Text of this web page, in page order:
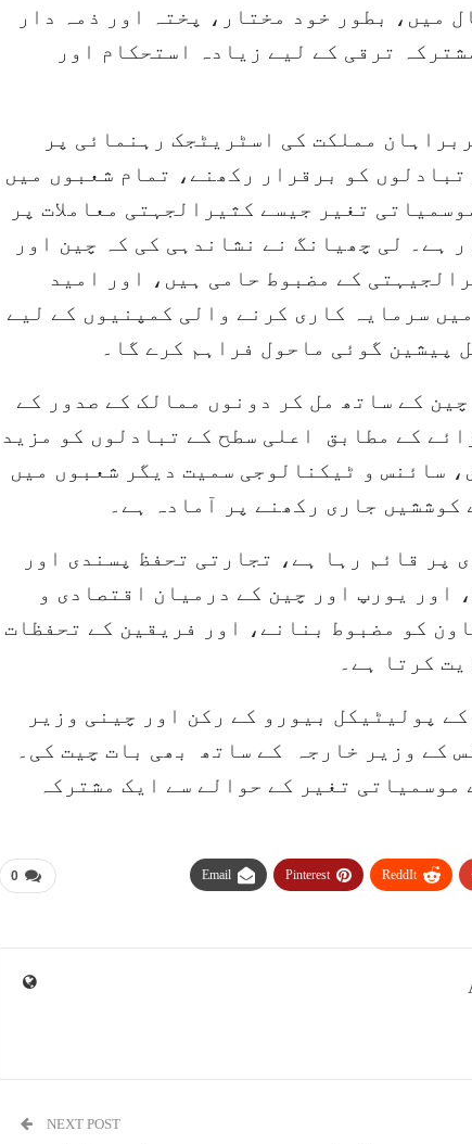
میں، بطور خود مختار، پختہ اور ذمہ دار
ترقی کے لیے زیادہ استحکام اور
مملکت کی اسٹریٹجک رہنمائی پر
کو برقرار رکھنے، تمام شعبوں میں
تغیر جیسے کثیرالجہتی معاملات پر
ہے۔ لی چھیانگ نے نشاندہی کی کہ چین اور
کے مضبوط حامی ہیں، اور امید
سرمایہ کاری کرنے والی کمپنیوں کے لیے
پیشین گوئی ماحول فراہم کرے گا۔
کے ساتھ مل کر دونوں ممالک کے صدور کے
کے مطابق اعلی سطح کے تبادلوں کو مزید
سائنس و ٹیکنالوجی سمیت دیگر شعبوں میں
جاری رکھنے پر آمادہ ہے۔
پر قائم رہا ہے، تجارتی تحفظ پسندی اور
اور یورپ اور چین کے درمیان اقتصادی و
کو مضبوط بنانے، اور فریقین کے تحفظات
کرتا ہے۔
پولیٹیکل بیورو کے رکن اور چینی وزیر
کے وزیر خارجہ کے ساتھ بھی بات چیت کی۔
تغیر کے حوالے سے ایک مشترکہ
0 ReddIt
Pinterest
Email
NEXT POST